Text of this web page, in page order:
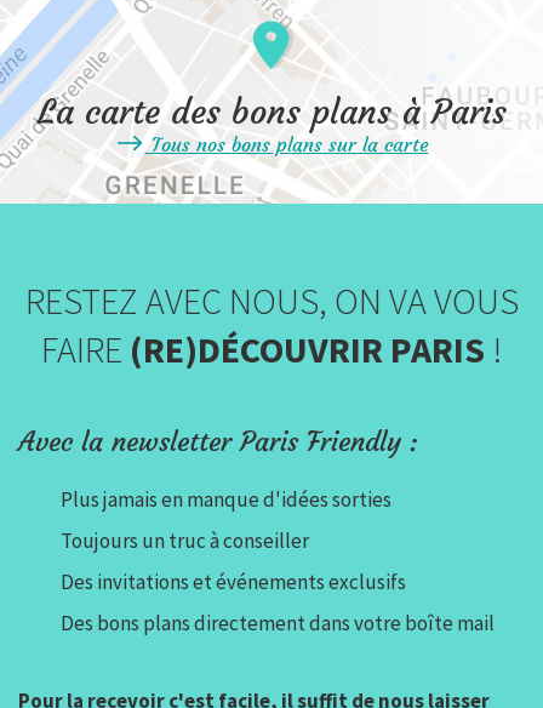
La carte des bons plans à Paris
Tous nos bons plans sur la carte
RESTEZ AVEC NOUS, ON VA VOUS
FAIRE (RE)DÉCOUVRIR PARIS !
Avec la newsletter Paris Friendly :
Plus jamais en manque d'idées sorties
Toujours un truc à conseiller
Des invitations et événements exclusifs
Des bons plans directement dans votre boîte mail
Pour la recevoir c'est facile, il suffit de nous laisser